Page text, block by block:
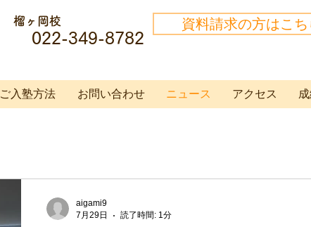
022-349-8782
榴ヶ岡校 資料請求の方はこち
ご入塾方法 お問い合わせ ニュース アクセス
aigami9
7月29日
読了時間: 1分